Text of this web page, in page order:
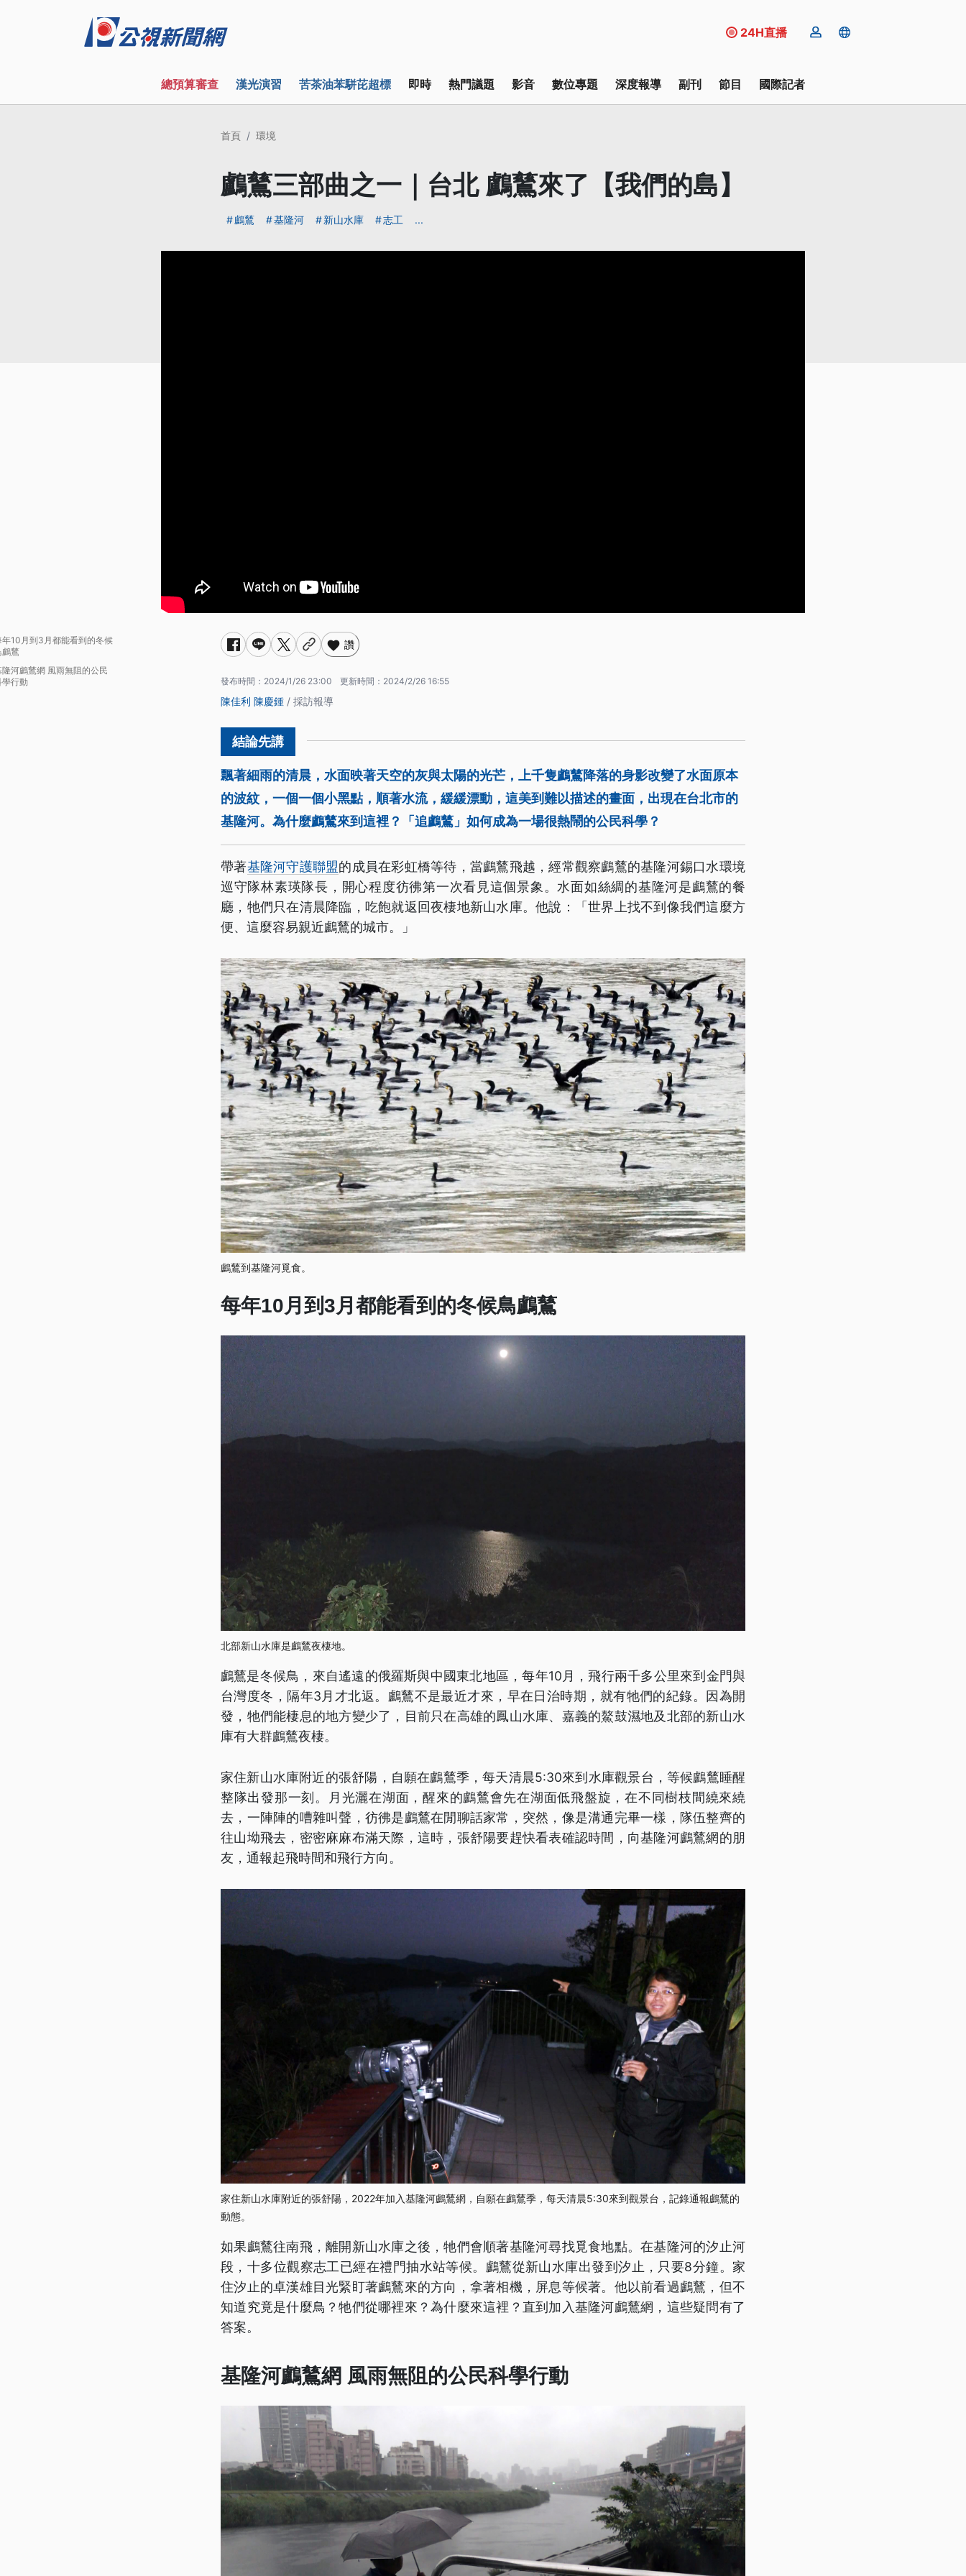
24H直播
總預算審查 漢光演習 苦茶油苯駢芘超標 即時 熱門議題 影音 數位專題 深度報導 副刊 節目 國際記者
首頁 環境
鸕鶿三部曲之一｜台北 鸕鶿來了【我們的島】
鸕鶿 基隆河 新山水庫 志工 ...
年10月到3月都能看到的冬候
鸕鶿
隆河鸕鶿網 風雨無阻的公民
學行動
讚
發布時間： 2024/1/26 23:00 更新時間： 2024/2/26 16:55
陳佳利 陳慶鍾 / 採訪報導
飄著細雨的清晨，水面映著天空的灰與太陽的光芒，上千隻鸕鶿降落的身影改變了水面原本
的波紋，一個一個小黑點，順著水流，緩緩漂動，這美到難以描述的畫面，出現在台北市的
基隆河。為什麼鸕鶿來到這裡？「追鸕鶿」如何成為一場很熱鬧的公民科學？
帶著基隆河守護聯盟的成員在彩虹橋等待，當鸕鶿飛越，經常觀察鸕鶿的基隆河錫口水環境
巡守隊林素瑛隊長，開心程度彷彿第一次看見這個景象。水面如絲綢的基隆河是鸕鶿的餐
廳，牠們只在清晨降臨，吃飽就返回夜棲地新山水庫。他說：「世界上找不到像我們這麼方
便、這麼容易親近鸕鶿的城市。」
鸕鶿到基隆河覓食。
每年10月到3月都能看到的冬候鳥鸕鶿
北部新山水庫是鸕鶿夜棲地。
鸕鶿是冬候鳥，來自遙遠的俄羅斯與中國東北地區，每年10月，飛行兩千多公里來到金門與
台灣度冬，隔年3月才北返。鸕鶿不是最近才來，早在日治時期，就有牠們的紀錄。因為開
發，牠們能棲息的地方變少了，目前只在高雄的鳳山水庫、嘉義的鰲鼓濕地及北部的新山水
庫有大群鸕鶿夜棲。
家住新山水庫附近的張舒陽，自願在鸕鶿季，每天清晨5:30來到水庫觀景台，等候鸕鶿睡醒
整隊出發那一刻。月光灑在湖面，醒來的鸕鶿會先在湖面低飛盤旋，在不同樹枝間繞來繞
去，一陣陣的嘈雜叫聲，彷彿是鸕鶿在閒聊話家常，突然，像是溝通完畢一樣，隊伍整齊的
往山坳飛去，密密麻麻布滿天際，這時，張舒陽要趕快看表確認時間，向基隆河鸕鶿網的朋
友，通報起飛時間和飛行方向。
家住新山水庫附近的張舒陽，2022年加入基隆河鸕鶿網，自願在鸕鶿季，每天清晨5:30來到觀景台，記錄通報鸕鶿的
動態。
如果鸕鶿往南飛，離開新山水庫之後，牠們會順著基隆河尋找覓食地點。在基隆河的汐止河
段，十多位觀察志工已經在禮門抽水站等候。鸕鶿從新山水庫出發到汐止，只要8分鐘。家
住汐止的卓漢雄目光緊盯著鸕鶿來的方向，拿著相機，屏息等候著。他以前看過鸕鶿，但不
知道究竟是什麼鳥？牠們從哪裡來？為什麼來這裡？直到加入基隆河鸕鶿網，這些疑問有了
答案。
基隆河鸕鶿網 風雨無阻的公民科學行動